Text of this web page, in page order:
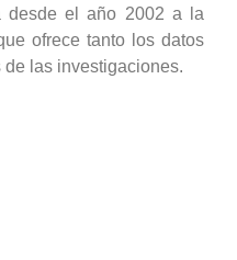
desde el año 2002 a la
ofrece tanto los datos
las investigaciones.